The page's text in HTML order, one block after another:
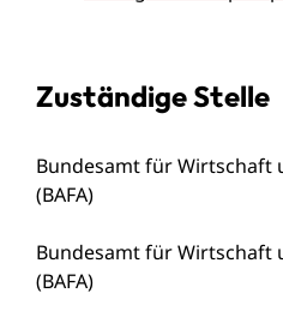
Zuständige Stelle
Bundesamt für
(BAFA)
Bundesamt für
(BAFA)